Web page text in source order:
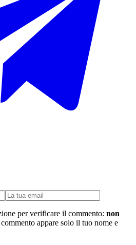
per verificare il commento: non
appare solo il tuo nome e